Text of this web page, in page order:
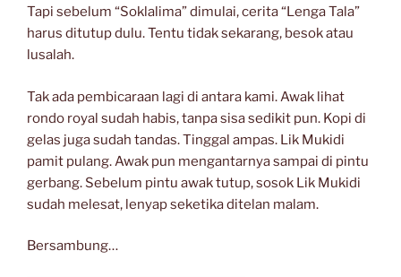
Tapi sebelum “Soklalima” dimulai, cerita “Lenga Tala”
harus ditutup dulu. Tentu tidak sekarang, besok atau
lusalah.
Tak ada pembicaraan lagi di antara kami. Awak lihat
rondo royal sudah habis, tanpa sisa sedikit pun. Kopi di
gelas juga sudah tandas. Tinggal ampas. Lik Mukidi
pamit pulang. Awak pun mengantarnya sampai di pintu
gerbang. Sebelum pintu awak tutup, sosok Lik Mukidi
sudah melesat, lenyap seketika ditelan malam.
Bersambung…